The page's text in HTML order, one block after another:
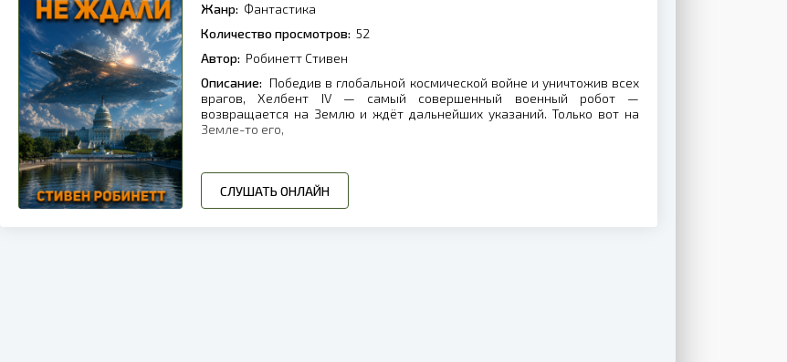
Жанр: Фантастика
Количество просмотров: 52
Автор: Робинетт Стивен
Описание: Победив в глобальной космической войне и уничтожив всех
врагов, Хелбент IV — самый совершенный военный робот —
возвращается на Землю и ждёт дальнейших указаний. Только вот на
Земле-то его,
СЛУШАТЬ ОНЛАЙН